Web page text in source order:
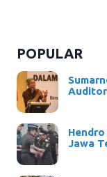
POPULAR
Jawa